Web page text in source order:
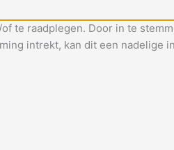
te raadplegen. Door in te
intrekt, kan dit een nadelige